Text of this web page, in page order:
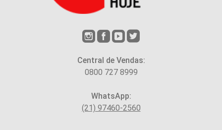
Central de Vendas:
0800 727 8999
WhatsApp:
(21) 97460-2560